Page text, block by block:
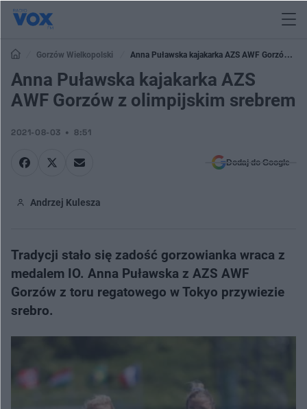
Gorzów Wielkopolski
Anna Puławska kajakarka AZS AWF Gorzów z
olimpijskim srebrem
Anna Puławska kajakarka AZS
AWF Gorzów z olimpijskim srebrem
2021-08-03 8:51
Dodaj do Google
Andrzej Kulesza
Tradycji stało się zadość gorzowianka wraca z
medalem IO. Anna Puławska z AZS AWF
Gorzów z toru regatowego w Tokyo przywiezie
srebro.